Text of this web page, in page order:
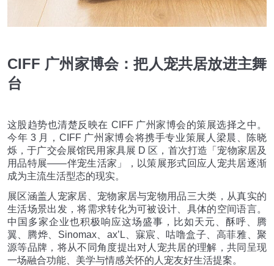
CIFF 广州家博会：把人宠共居放进主舞
台
这股趋势也清楚反映在 CIFF 广州家博会的策展选择之中。
今年 3 月， CIFF 广州家博会将携手专业策展人梁晨、陈晓
烁，于广交会展馆民用家具展 D 区，首次打造「宠物家居及
用品特展——伴宠生活家」，以策展形式回应人宠共居逐渐
成为主流生活型态的现实。
展区涵盖人宠家居、宠物家居与宠物用品三大类，从真实的
生活场景出发，将需求转化为可被设计、具体的空间语言。
中国多家企业也积极响应这场盛事，比如天元、酥呼、腾
翼、腾烨、 Sinomax、 ax’L 、寐宸、咕噜盒子、高菲雅、聚
源等品牌，将从不同角度提出对人宠共居的理解，共同呈现
一场融合功能、美学与情感关怀的人宠友好生活提案。